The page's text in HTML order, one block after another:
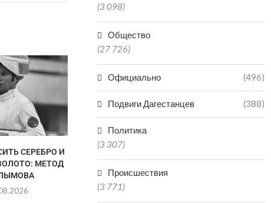
СЕРЕБРО И
МЕТОД
В ДАГЕСТАНЕ СНИЗИЛОСЬ
ПРИ ГАЗОПОТРЕБЛЕНИИ
05.08.2026
(3 098)
Общество
(27 726)
Официально (496)
Подвиги Дагестанцев (388)
Политика
(3 307)
Происшествия
(3 771)